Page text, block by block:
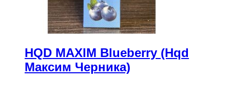
HQD MAXIM Blueberry (Hqd
Максим Черника)